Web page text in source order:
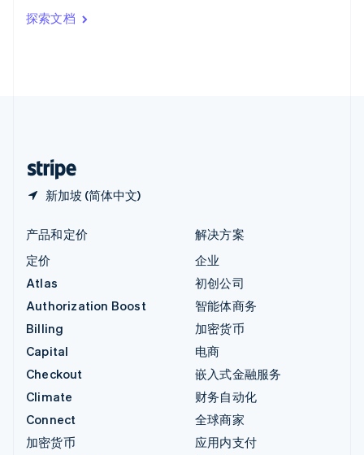
探索文档
新加坡 (简体中文)
印度
English
产品和定价
定价
Atlas
Authorization Boost
Billing
Capital
Checkout
Climate
Connect
加密货币
解决方案
企业
初创公司
智能体商务
加密货币
电商
嵌入式金融服务
财务自动化
全球商家
应用内支付